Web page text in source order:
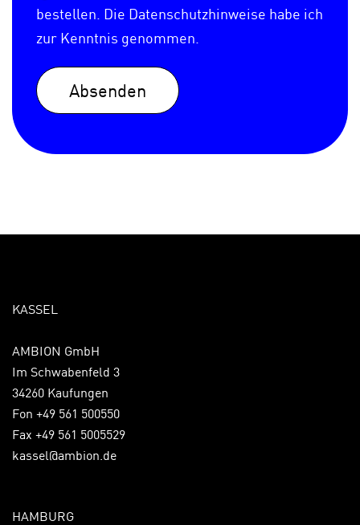
bestellen. Die Datenschutzhinweise habe ich
zur Kenntnis genommen.
Absenden
KASSEL
AMBION GmbH
Im Schwabenfeld 3
34260 Kaufungen
Fon +49 561 500550
Fax +49 561 5005529
kassel@ambion.de
HAMBURG